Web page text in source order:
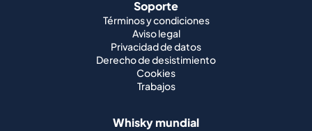
Soporte
Términos y condiciones
Aviso legal
Privacidad de datos
Derecho de desistimiento
Cookies
Trabajos
Whisky mundial